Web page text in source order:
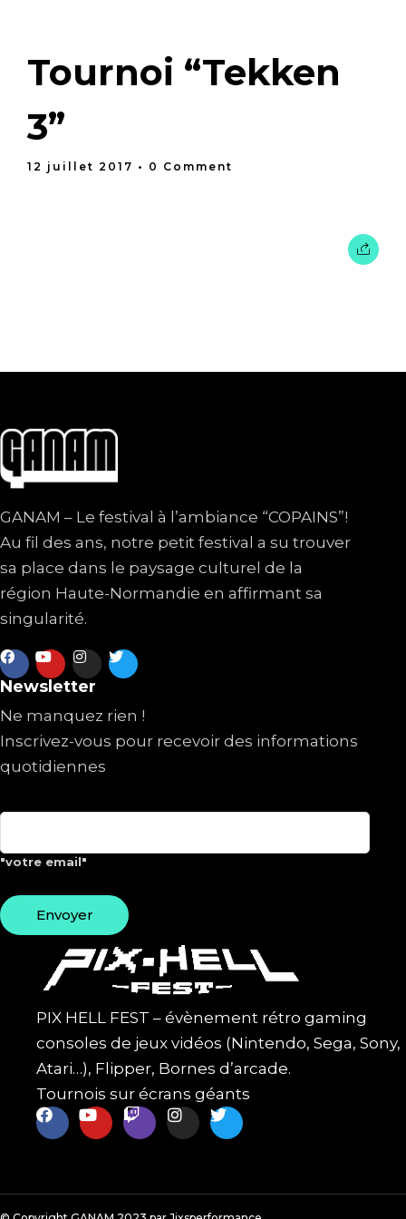
Tournoi “Tekken
3”
12 juillet 2017 • 0 Comment
GANAM – Le festival à l’ambiance “COPAINS”!
Au fil des ans, notre petit festival a su trouver
sa place dans le paysage culturel de la
région Haute-Normandie en affirmant sa
singularité.
Newsletter
Ne manquez rien !
Inscrivez-vous pour recevoir des informations
quotidiennes
"votre email"
PIX HELL FEST – évènement rétro gaming
consoles de jeux vidéos (Nintendo, Sega, Sony,
Atari…), Flipper, Bornes d’arcade.
Tournois sur écrans géants